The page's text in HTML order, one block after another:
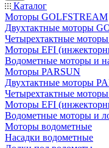
Каталог
Моторы GOLFSTREAM
Двухтактные моторы
Четырехтактные
Моторы EFI
Водометные моторы и
Моторы PARSUN
Двухтактные моторы
Четырехтактные
Моторы EFI
Водометные моторы и
Моторы водометные
Насадки водометные